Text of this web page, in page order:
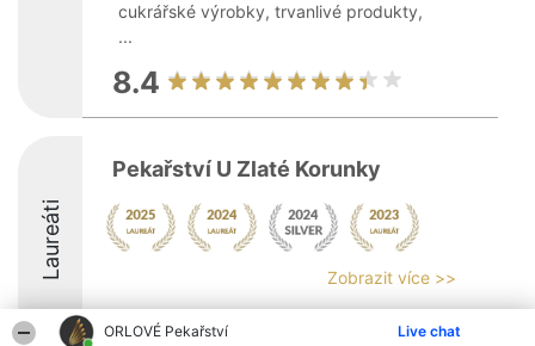
ORLOVÉ Pekařství Live chat
cukrářské výrobky, trvanlivé produkty,
...
8.4
Laureáti
Pekařství U Zlaté Korunky
Zobrazit více >>